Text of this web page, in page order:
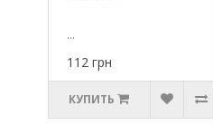
...
112 грн
КУПИТЬ